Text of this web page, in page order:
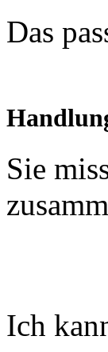
Das
Sie
Ich